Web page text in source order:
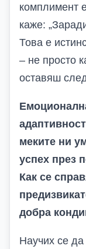
комплимент
каже:
Това е
– не просто
оставяш
меките ни
успех през
Как се
добра
Научих се